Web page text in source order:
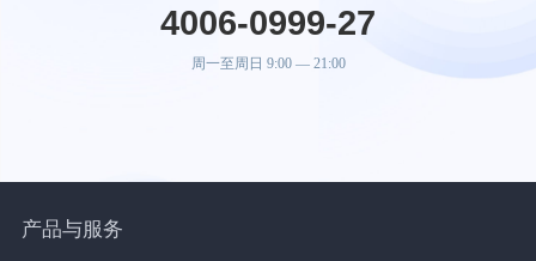
4006-0999-27
周一至周日 9:00 — 21:00
产品与服务